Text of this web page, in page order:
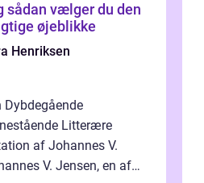
øjeblikke
Henriksen
Dybdegående
Litterære
af Johannes V.
V. Jensen, en af